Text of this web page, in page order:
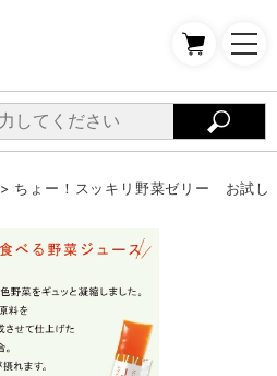
> ちょー！スッキリ野菜ゼリー お試し